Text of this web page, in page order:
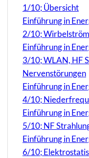
1/10; Übersicht
Einführung in
2/10;
Einführung in
3/10; WLAN, HF
Nervenstörungen
Einführung in
4/10;
Einführung in
5/10; NF
Einführung in
6/10;